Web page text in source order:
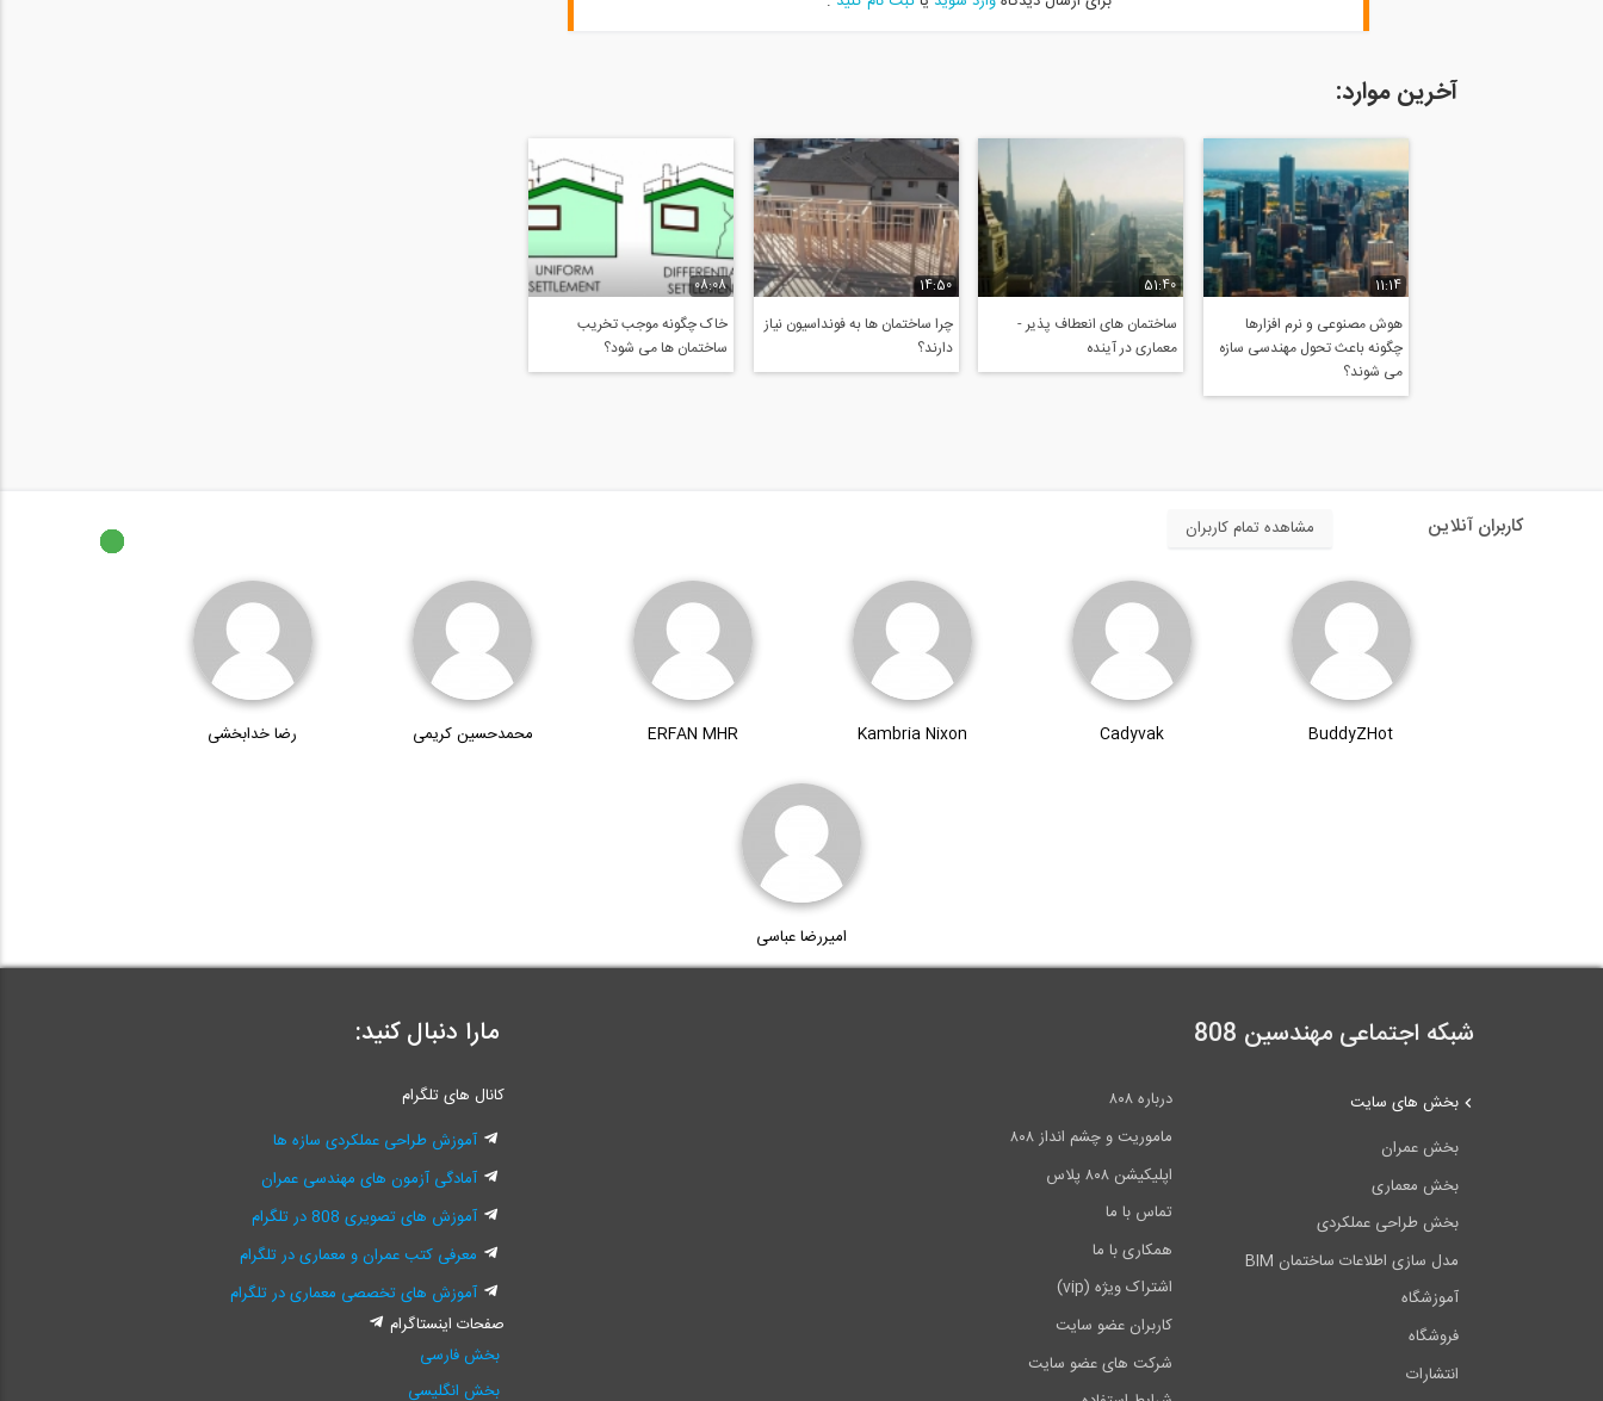
آخرین موارد:
11:14
هوش مصنوعی و نرم افزارها
چگونه باعث تحول مهندسی سازه
می شوند؟
51:40
ساختمان های انعطاف پذیر -
معماری در آینده
14:50
چرا ساختمان ها به فونداسیون نیاز
دارند؟
08:08
خاک چگونه موجب تخریب
ساختمان ها می شود؟
کاربران آنلاین مشاهده تمام کاربران
BuddyZHot
Cadyvak
Kambria Nixon
ERFAN MHR محمدحسین کریمی رضا خدابخشی
امیررضا عباسی
شبکه اجتماعی مهندسین 808
درباره ۸۰۸
ماموریت و چشم انداز ۸۰۸
اپلیکیشن ۸۰۸ پلاس
تماس با ما
همکاری با ما
اشتراک ویژه (vip)
کاربران عضو سایت
شرکت های عضو سایت
بخش های سایت
بخش عمران
بخش معماری
بخش طراحی عملکردی
مدل سازی اطلاعات ساختمان BIM
آموزشگاه
فروشگاه
انتشارات
مارا دنبال کنید:
کانال های تلگرام
آموزش طراحی عملکردی سازه ها
آمادگی آزمون های مهندسی عمران
آموزش های تصویری 808 در تلگرام
معرفی کتب عمران و معماری در تلگرام
آموزش های تخصصی معماری در تلگرام
صفحات اینستاگرام
بخش فارسی
بخش انگلیسی